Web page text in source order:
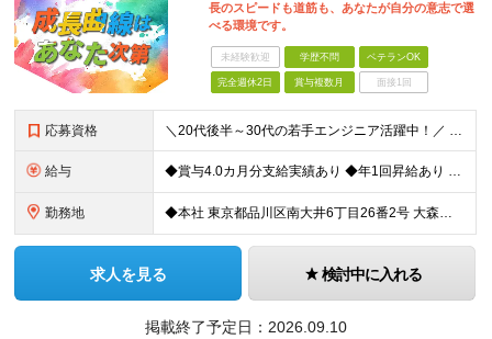
長のスピードも道筋も、あなたが自分の意志で選
べる環境です。
未経験歓迎 学歴不問 ベテランOK
完全週休2日 賞与複数月 面接1回
応募資格 ＼20代後半～30代の若手エンジニア活躍中！／ ＼開発言語や開発領域は一切不問！／ ◆ITエンジニアとしての開発実務（基本設計、実装、テストいずれか）の経験をお持ちの方 ◆学歴不問 ★求める人物像
給与 ◆賞与4.0カ月分支給実績あり ◆年1回昇給あり ＼基本的に前給以上保証！／ ◆月給25万円～65万円+賞与年2回 ※あなたのご年齢やご経験、前職給与等を考慮し、決定いたします ※詳細は面接時
勤務地 ◆本社 東京都品川区南大井6丁目26番2号 大森ベルポート B館10階 ◆名古屋営業所 愛知県名古屋市中村区名駅4-2-25 名古屋ビルディング桜館 6階603号 ◆各プロジェクト先での勤務 東京
求人を見る 検討中に入れる
掲載終了予定日： 2026.09.10